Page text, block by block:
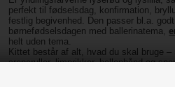
perfekt til fødselsdag, konfirmation,
festlig begivenhed. Den passer bl.a. godt
børnefødselsdagen med ballerinatema,
helt uden tema.
Kittet består af alt, hvad du skal bruge –
creperuller, limprikker, ballonbånd og